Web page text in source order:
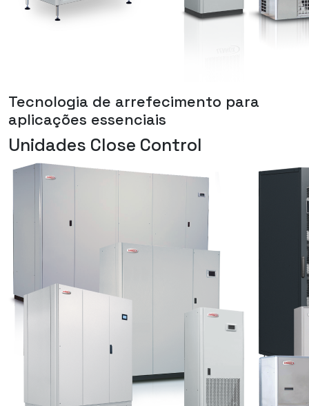
Tecnologia de arrefecimento para
aplicações essenciais
Unidades Close Control